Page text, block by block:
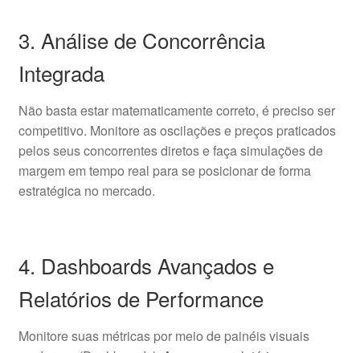
3. Análise de Concorrência
Integrada
Não basta estar matematicamente correto, é preciso ser
competitivo. Monitore as oscilações e preços praticados
pelos seus concorrentes diretos e faça simulações de
margem em tempo real para se posicionar de forma
estratégica no mercado.
4. Dashboards Avançados e
Relatórios de Performance
Monitore suas métricas por meio de painéis visuais